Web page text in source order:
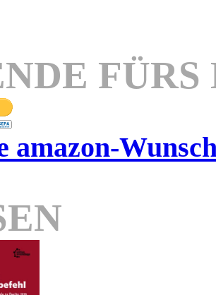
amazon-